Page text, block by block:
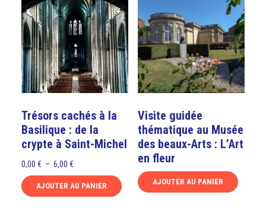
plusieurs
variations.
Les
options
peuvent
être
choisies
la
page
du
produit
Les
options
peuvent
être
choisies
sur
page
du
produit
Trésors cachés à la
Basilique : de la
crypte à Saint-Michel
0,00 € – 6,00 €Plage
de
AJOUTER AU PANIER
Visite guidée
thématique au Musée
des beaux-Arts : L’Art
en fleur
AJOUTER AU PANIER